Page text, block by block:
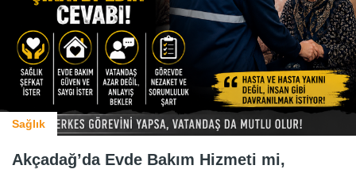
Sağlık
Akçadağ’da Evde Bakım Hizmeti mi,